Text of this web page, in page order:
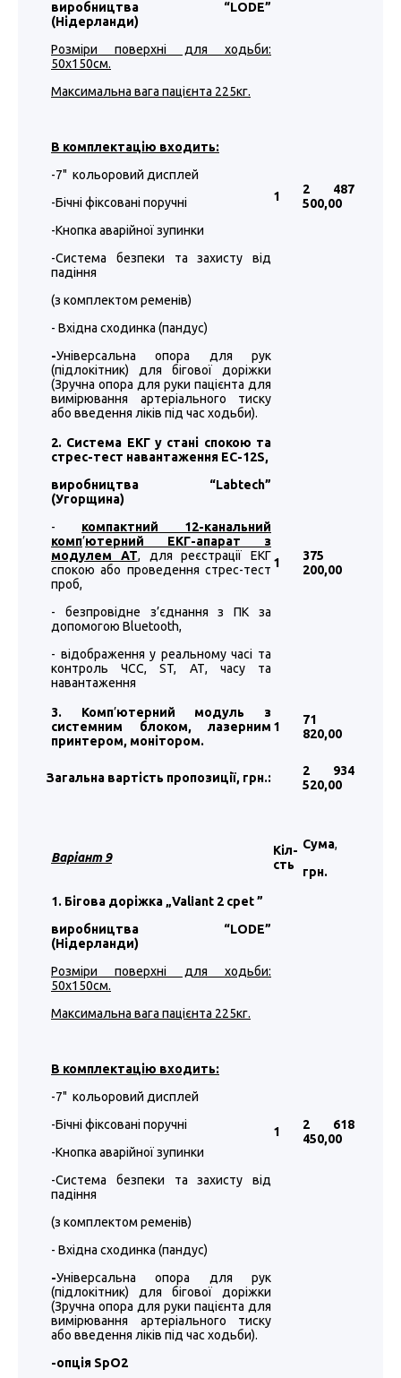
виробництва “LODE”
(Нідерланди)
Розміри поверхні для ходьби:
50х150см.
Максимальна вага пацієнта 225кг.
В комплектацію входить:
-7" кольоровий дисплей
-Бічні фіксовані поручні
-Кнопка аварійної зупинки
-Система безпеки та захисту від
падіння
(з комплектом ременів)
- Вхідна сходинка (пандус)
-Універсальна опора для рук
(підлокітник) для бігової доріжки
(Зручна опора для руки пацієнта для
вимірювання артеріального тиску
або введення ліків під час ходьби).
1
2 487
500,00
2. Система ЕКГ у стані спокою та
стрес-тест навантаження EC-12S,
виробництва “Labtech”
(Угорщина)
- компактний 12-канальний
комп’ютерний ЕКГ-апарат з
модулем АТ, для реєстрації ЕКГ
спокою або проведення стрес-тест
проб,
- безпровідне з’єднання з ПК за
допомогою Bluetooth,
- відображення у реальному часі та
контроль ЧСС, ST, АТ, часу та
навантаження
1
375
200,00
3. Комп’ютерний модуль з
системним блоком, лазерним
принтером, монітором.
1
71
820,00
Загальна вартість пропозиції, грн.:
2 934
520,00
Варіант 9
Кіл-
сть
Сума,
грн.
1. Бігова доріжка „Valiant 2 cpet”
виробництва “LODE”
(Нідерланди)
Розміри поверхні для ходьби:
50х150см.
Максимальна вага пацієнта 225кг.
В комплектацію входить:
-7" кольоровий дисплей
-Бічні фіксовані поручні
-Кнопка аварійної зупинки
-Система безпеки та захисту від
падіння
(з комплектом ременів)
- Вхідна сходинка (пандус)
-Універсальна опора для рук
(підлокітник) для бігової доріжки
(Зручна опора для руки пацієнта для
вимірювання артеріального тиску
або введення ліків під час ходьби).
-опція SpO2
1
2 618
450,00